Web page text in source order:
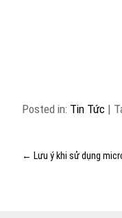
Posted in: Tin Tức |
← Lưu ý khi sử dụng